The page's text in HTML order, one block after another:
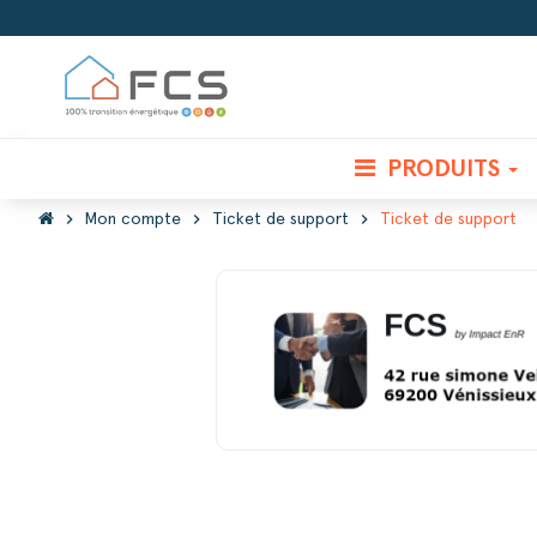
PRODUITS
chevron_right Mon compte chevron_right Ticket de support chevron_right Ticket de support